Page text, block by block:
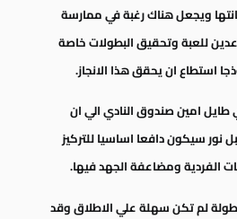
ويجعل هناك رغبة في ممارسة
للعبة وتحقيق البطولات خاصة
استطاع ان يحقق هذا الانجاز.
امين صندوق النادي الي ان
نور سيكون دافعا اساسيا للتركيز
الفردية ومضاعفة الجهد فيها.
لم تكن سهلة علي الاطلاق وقد